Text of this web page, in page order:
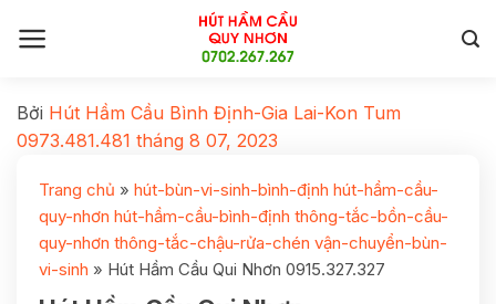
Bởi Hút Hầm Cầu Bình Định-Gia Lai-Kon Tum
0973.481.481 tháng 8 07, 2023
Trang chủ » hút-bùn-vi-sinh-bình-định hút-hầm-cầu-
quy-nhơn hút-hầm-cầu-bình-định thông-tắc-bồn-cầu-
quy-nhơn thông-tắc-chậu-rửa-chén vận-chuyển-bùn-
vi-sinh » Hút Hầm Cầu Qui Nhơn 0915.327.327